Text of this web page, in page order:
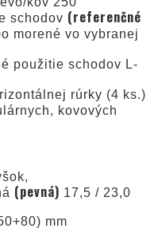
schodov (referenčné
morené vo vybranej
použitie schodov L-
rúrky (4 ks.)
kovových
(pevná) 17,5 / 23,0
mm